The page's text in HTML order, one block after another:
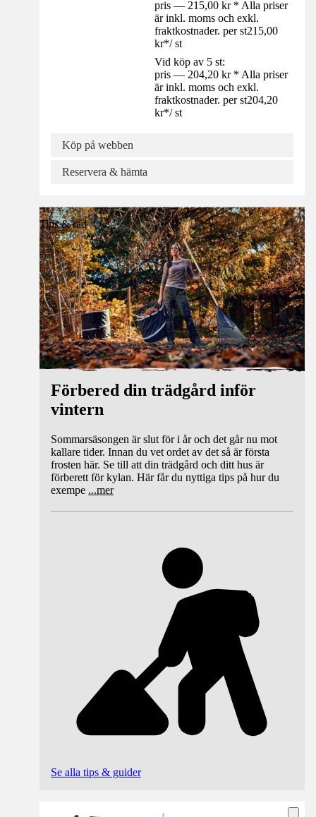
pris — 215,00 kr * Alla priser
är inkl. moms och exkl.
fraktkostnader. per st215,00
kr*/ st
Vid köp av 5 st:
pris — 204,20 kr * Alla priser
är inkl. moms och exkl.
fraktkostnader. per st204,20
kr*/ st
Köp på webben
Reservera & hämta
Tips & råd
Förbered din trädgård inför
vintern
Sommarsäsongen är slut för i år och det går nu mot
kallare tider. Innan du vet ordet av det så är första
frosten här. Se till att din trädgård och ditt hus är
förberett för kylan. Här får du nyttiga tips på hur du
exempe ...mer
Se alla tips & guider